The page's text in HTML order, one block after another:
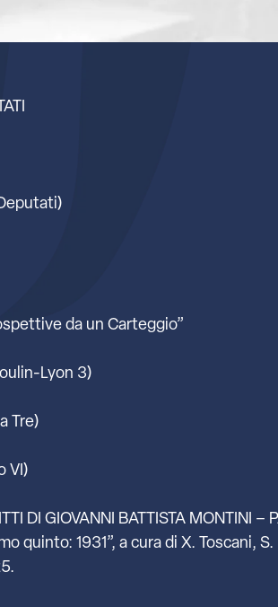
da un Carteggio”
Lyon 3)
Tre)
VI)
DI GIOVANNI BATTISTA MONTINI –
quinto: 1931”, a cura di X. Toscani,